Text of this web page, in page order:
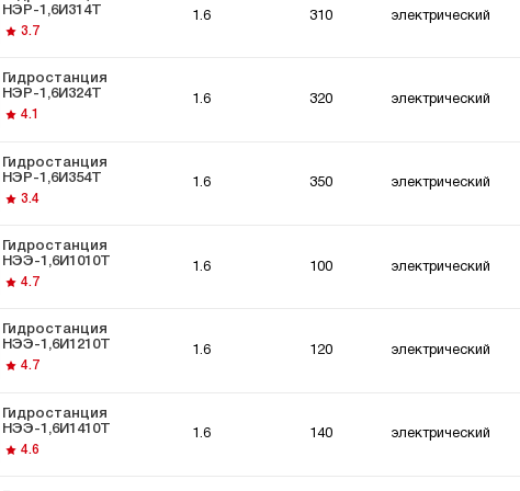
для
толкателей
НЭР-1,6И314Т
3.7
1.6 310 электрический
Гидростанция
НЭР-1,6И324Т
4.1
1.6 320 электрический
Гидростанция
НЭР-1,6И354Т
3.4
1.6 350 электрический
Гидростанция
НЭЭ-1,6И1010Т
4.7
1.6 100 электрический
Гидростанция
НЭЭ-1,6И1210Т
4.7
1.6 120 электрический
Гидростанция
НЭЭ-1,6И1410Т
4.6
1.6 140 электрический